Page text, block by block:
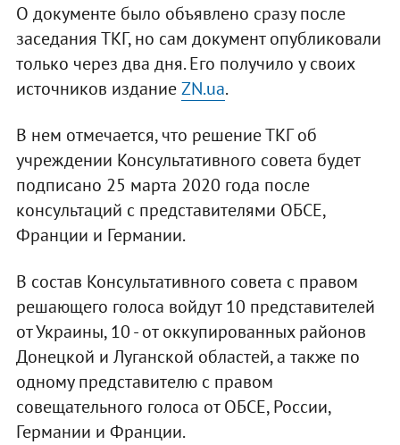
О документе было объявлено сразу после
заседания ТКГ, но сам документ опубликовали
только через два дня. Его получило у своих
источников изданиеZN.ua.
В нем отмечается, что решение ТКГ об
учреждении Консультативного совета будет
подписано 25 марта 2020 года после
консультаций с представителями ОБСЕ,
Франции и Германии.
В состав Консультативного совета с правом
решающего голоса войдут 10 представителей
от Украины, 10 - от оккупированных районов
Донецкой и Луганской областей, а также по
одному представителю с правом
совещательного голоса от ОБСЕ, России,
Германии и Франции.